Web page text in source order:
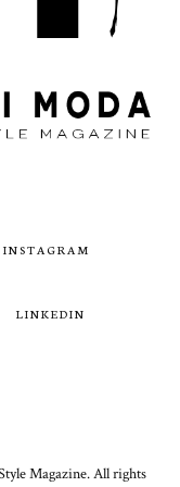
INSTAGRAM
LINKEDIN
Magazine. All rights